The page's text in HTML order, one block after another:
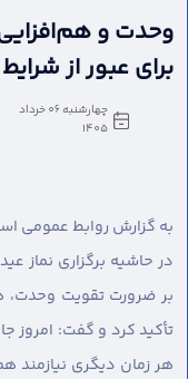
وحدت و
برای عبور از
چهارشنبه 06 خرداد
1405
به گزارش روابط عمومی
در حاشیه برگزاری نماز
بر ضرورت تقویت
تأکید کرد و گفت: امروز
هر زمان دیگری نیازمند